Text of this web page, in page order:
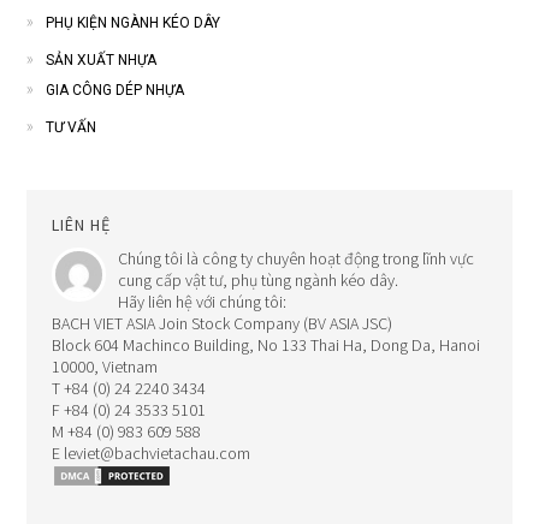
PHỤ KIỆN NGÀNH KÉO DÂY
SẢN XUẤT NHỰA
GIA CÔNG DÉP NHỰA
TƯ VẤN
LIÊN HỆ
Chúng tôi là công ty chuyên hoạt động trong lĩnh vực
cung cấp vật tư, phụ tùng ngành kéo dây.
Hãy liên hệ với chúng tôi:
BACH VIET ASIA Join Stock Company (BV ASIA JSC)
Block 604 Machinco Building, No 133 Thai Ha, Dong Da, Hanoi
10000, Vietnam
T +84 (0) 24 2240 3434
F +84 (0) 24 3533 5101
M +84 (0) 983 609 588
E leviet@bachvietachau.com